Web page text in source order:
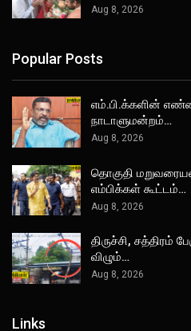
Aug 8, 2026
Popular Posts
எம்.பி.க்களின்
நாடாளுமன்றம்…
Aug 8, 2026
தொகுதி
எம்பிக்கள் கூட்டம்…
Aug 8, 2026
திருச்சி, சத்திரம்
விழும்…
Aug 8, 2026
Links